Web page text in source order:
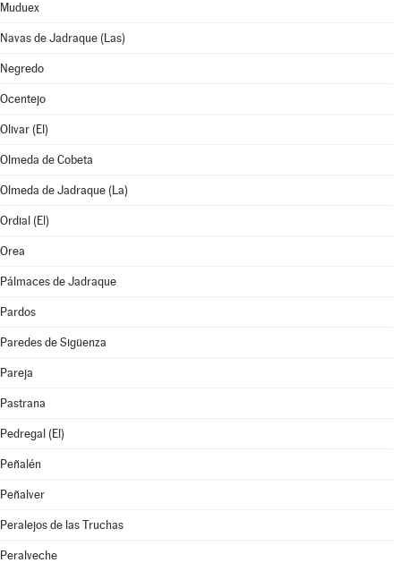
Muduex
Navas de Jadraque (Las)
Negredo
Ocentejo
Olivar (El)
Olmeda de Cobeta
Olmeda de Jadraque (La)
Ordial (El)
Orea
Pálmaces de Jadraque
Pardos
Paredes de Sigüenza
Pareja
Pastrana
Pedregal (El)
Peñalén
Peñalver
Peralejos de las Truchas
Peralveche